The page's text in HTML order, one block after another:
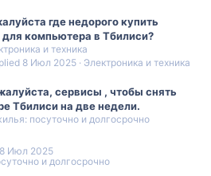
где недорого купить
компьютера в Тбилиси?
и техника
Электроника и техника
8 Июл 2025
сервисы , чтобы снять
Тбилиси на две недели.
посуточно и долгосрочно
и долгосрочно
8 Июл 2025